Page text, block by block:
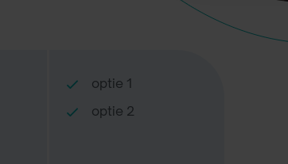
optie 1
optie 2